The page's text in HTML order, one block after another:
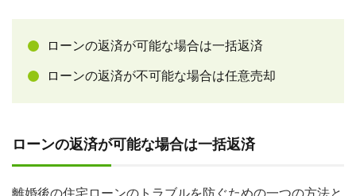
ローンの返済が可能な場合は一括返済
ローンの返済が不可能な場合は任意売却
ローンの返済が可能な場合は一括返済